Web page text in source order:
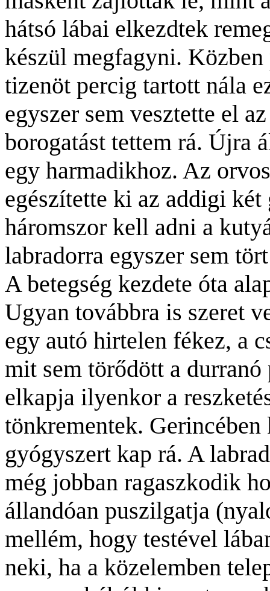
hátsó lábai elkezdtek
készül megfagyni.
tizenöt percig tartott nála
egyszer sem vesztette el
borogatást tettem rá. Újra
egy harmadikhoz. Az
egészítette ki az addigi
háromszor kell adni a
labradorra egyszer sem
A betegség kezdete óta
Ugyan továbbra is szeret
egy autó hirtelen fékez, a
mit sem törődött a
elkapja ilyenkor a
tönkrementek.
gyógyszert kap rá. A
még jobban ragaszkodik
állandóan puszilgatja
mellém, hogy testével
neki, ha a közelemben